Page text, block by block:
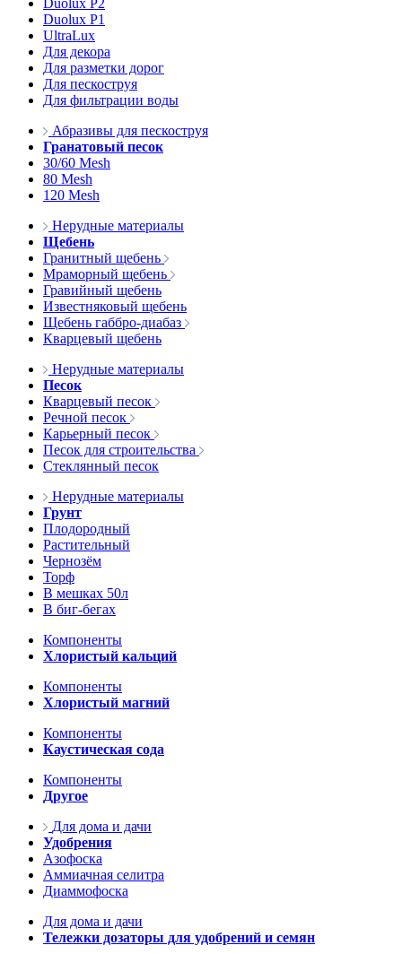
Duolux P2
Duolux P1
UltraLux
Для декора
Для разметки дорог
Для пескоструя
Для фильтрации воды
Абразивы для пескоструя
Гранатовый песок
30/60 Mesh
80 Mesh
120 Mesh
Нерудные материалы
Щебень
Гранитный щебень
Мраморный щебень
Гравийный щебень
Известняковый щебень
Щебень габбро-диабаз
Кварцевый щебень
Нерудные материалы
Песок
Кварцевый песок
Речной песок
Карьерный песок
Песок для строительства
Стеклянный песок
Нерудные материалы
Грунт
Плодородный
Растительный
Чернозём
Торф
В мешках 50л
В биг-бегах
Компоненты
Хлористый кальций
Компоненты
Хлористый магний
Компоненты
Каустическая сода
Компоненты
Другое
Для дома и дачи
Удобрения
Азофоска
Аммиачная селитра
Диаммофоска
Для дома и дачи
Тележки дозаторы для удобрений и семян